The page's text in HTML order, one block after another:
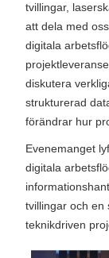
tvillingar,
att dela med
digitala
diskutera
strukturerad
förändrar hur
Evenemanget
digitala
tvillingar och en
teknikdriven